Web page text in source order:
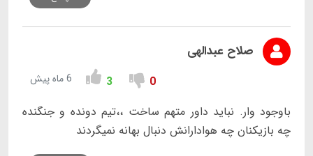
صلاح عبدالهی
0
3 6 ماه پیش
باوجود وار. نباید داور متهم ساخت ،،تیم دونده و جنگنده
چه بازیکنان چه هوادارانش دنبال بهانه نمیگردند